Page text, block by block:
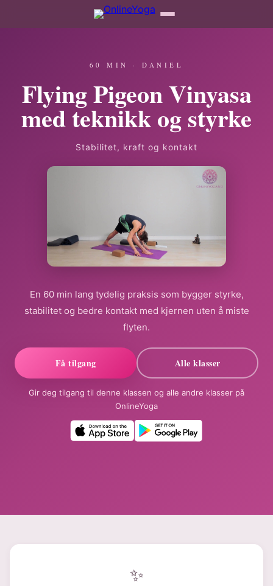
60 MIN · DANIEL
Flying Pigeon Vinyasa
med teknikk og styrke
Stabilitet, kraft og kontakt
En 60 min lang tydelig praksis som bygger styrke,
stabilitet og bedre kontakt med kjernen uten å miste
flyten.
Få tilgang Alle klasser
Gir deg tilgang til denne klassen og alle andre klasser på
OnlineYoga
✨